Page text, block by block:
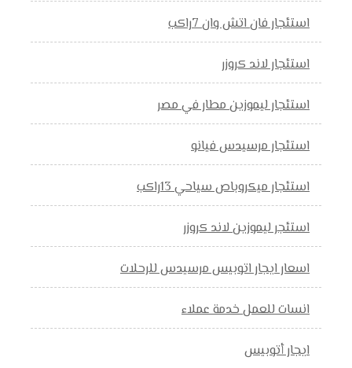
استئجار فان اتش وان 7راكب
استئجار لاند كروزر
استئجار ليموزين مطار في مصر
استئجار مرسيدس فيانو
استئجار ميكروباص سياحي 13راكب
استئجر ليموزين لاند كروزر
اسعار ايجار اتوبيس مرسيدس للرحلات
انسات للعمل خدمة عملاء
ايجار أتوبيس